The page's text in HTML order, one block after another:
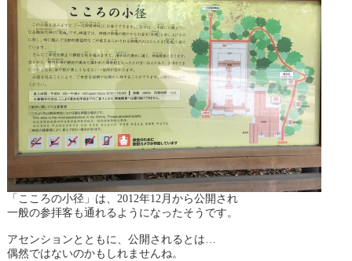
「こころの小径」は、2012年12月から公開され
一般の参拝客も通れるようになったそうです。
アセンションとともに、公開されるとは…
偶然ではないのかもしれませんね。